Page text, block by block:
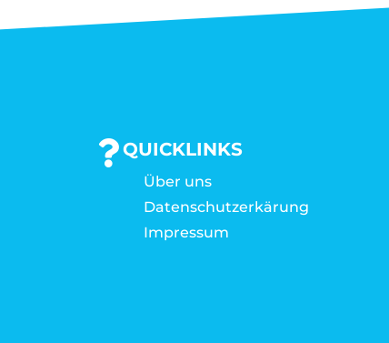
QUICKLINKS
Über uns
Datenschutzerkärung
Impressum